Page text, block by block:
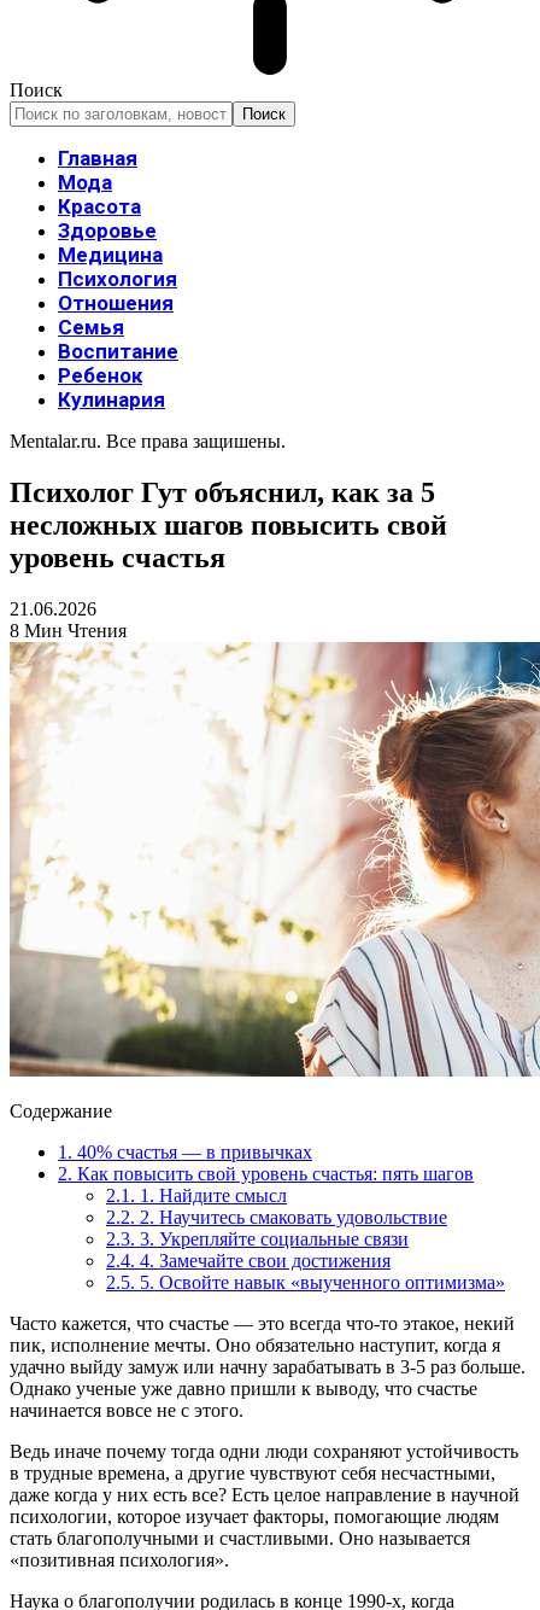
Поиск
Главная
Мода
Красота
Здоровье
Медицина
Психология
Отношения
Семья
Воспитание
Ребенок
Кулинария
Mentalar.ru. Все права защишены.
Психолог Гут объяснил, как за 5
несложных шагов повысить свой
уровень счастья
21.06.2026
8 Мин Чтения
Содержание
1. 40% счастья — в привычках
2. Как повысить свой уровень счастья: пять шагов
2.1. 1. Найдите смысл
2.2. 2. Научитесь смаковать удовольствие
2.3. 3. Укрепляйте социальные связи
2.4. 4. Замечайте свои достижения
2.5. 5. Освойте навык «выученного оптимизма»
Часто кажется, что счастье — это всегда что-то этакое, некий
пик, исполнение мечты. Оно обязательно наступит, когда я
удачно выйду замуж или начну зарабатывать в 3-5 раз больше.
Однако ученые уже давно пришли к выводу, что счастье
начинается вовсе не с этого.
Ведь иначе почему тогда одни люди сохраняют устойчивость
в трудные времена, а другие чувствуют себя несчастными,
даже когда у них есть все? Есть целое направление в научной
психологии, которое изучает факторы, помогающие людям
стать благополучными и счастливыми. Оно называется
«позитивная психология».
Наука о благополучии родилась в конце 1990-х, когда